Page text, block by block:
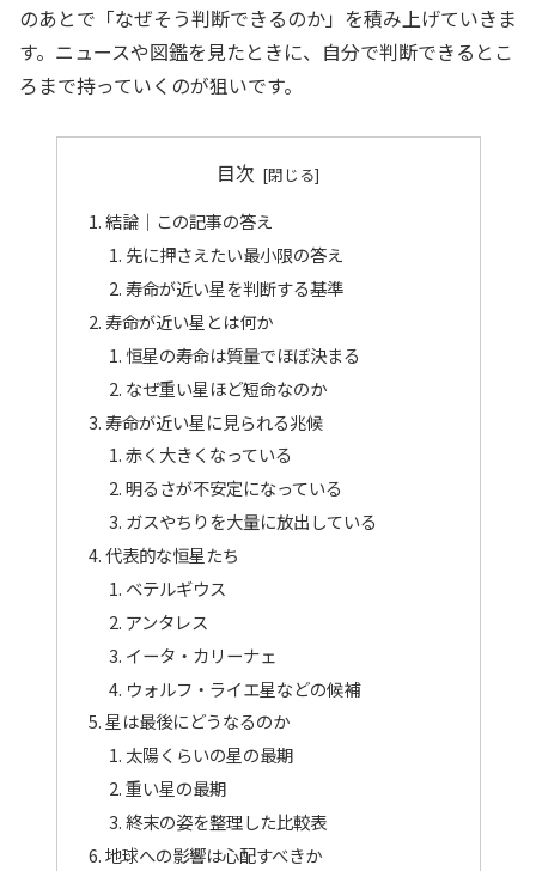
のあとで「なぜそう判断できるのか」を積み上げていきま
す。ニュースや図鑑を見たときに、自分で判断できるとこ
ろまで持っていくのが狙いです。
目次
結論｜この記事の答え
先に押さえたい最小限の答え
寿命が近い星を判断する基準
寿命が近い星とは何か
恒星の寿命は質量でほぼ決まる
なぜ重い星ほど短命なのか
寿命が近い星に見られる兆候
赤く大きくなっている
明るさが不安定になっている
ガスやちりを大量に放出している
代表的な恒星たち
ベテルギウス
アンタレス
イータ・カリーナェ
ウォルフ・ライエ星などの候補
星は最後にどうなるのか
太陽くらいの星の最期
重い星の最期
終末の姿を整理した比較表
地球への影響は心配すべきか